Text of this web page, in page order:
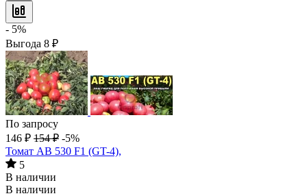
- 5%
Выгода 8 ₽
По запросу
146 ₽ 154 ₽ -5%
Томат AB 530 F1 (GT-4),
5
В наличии
В наличии